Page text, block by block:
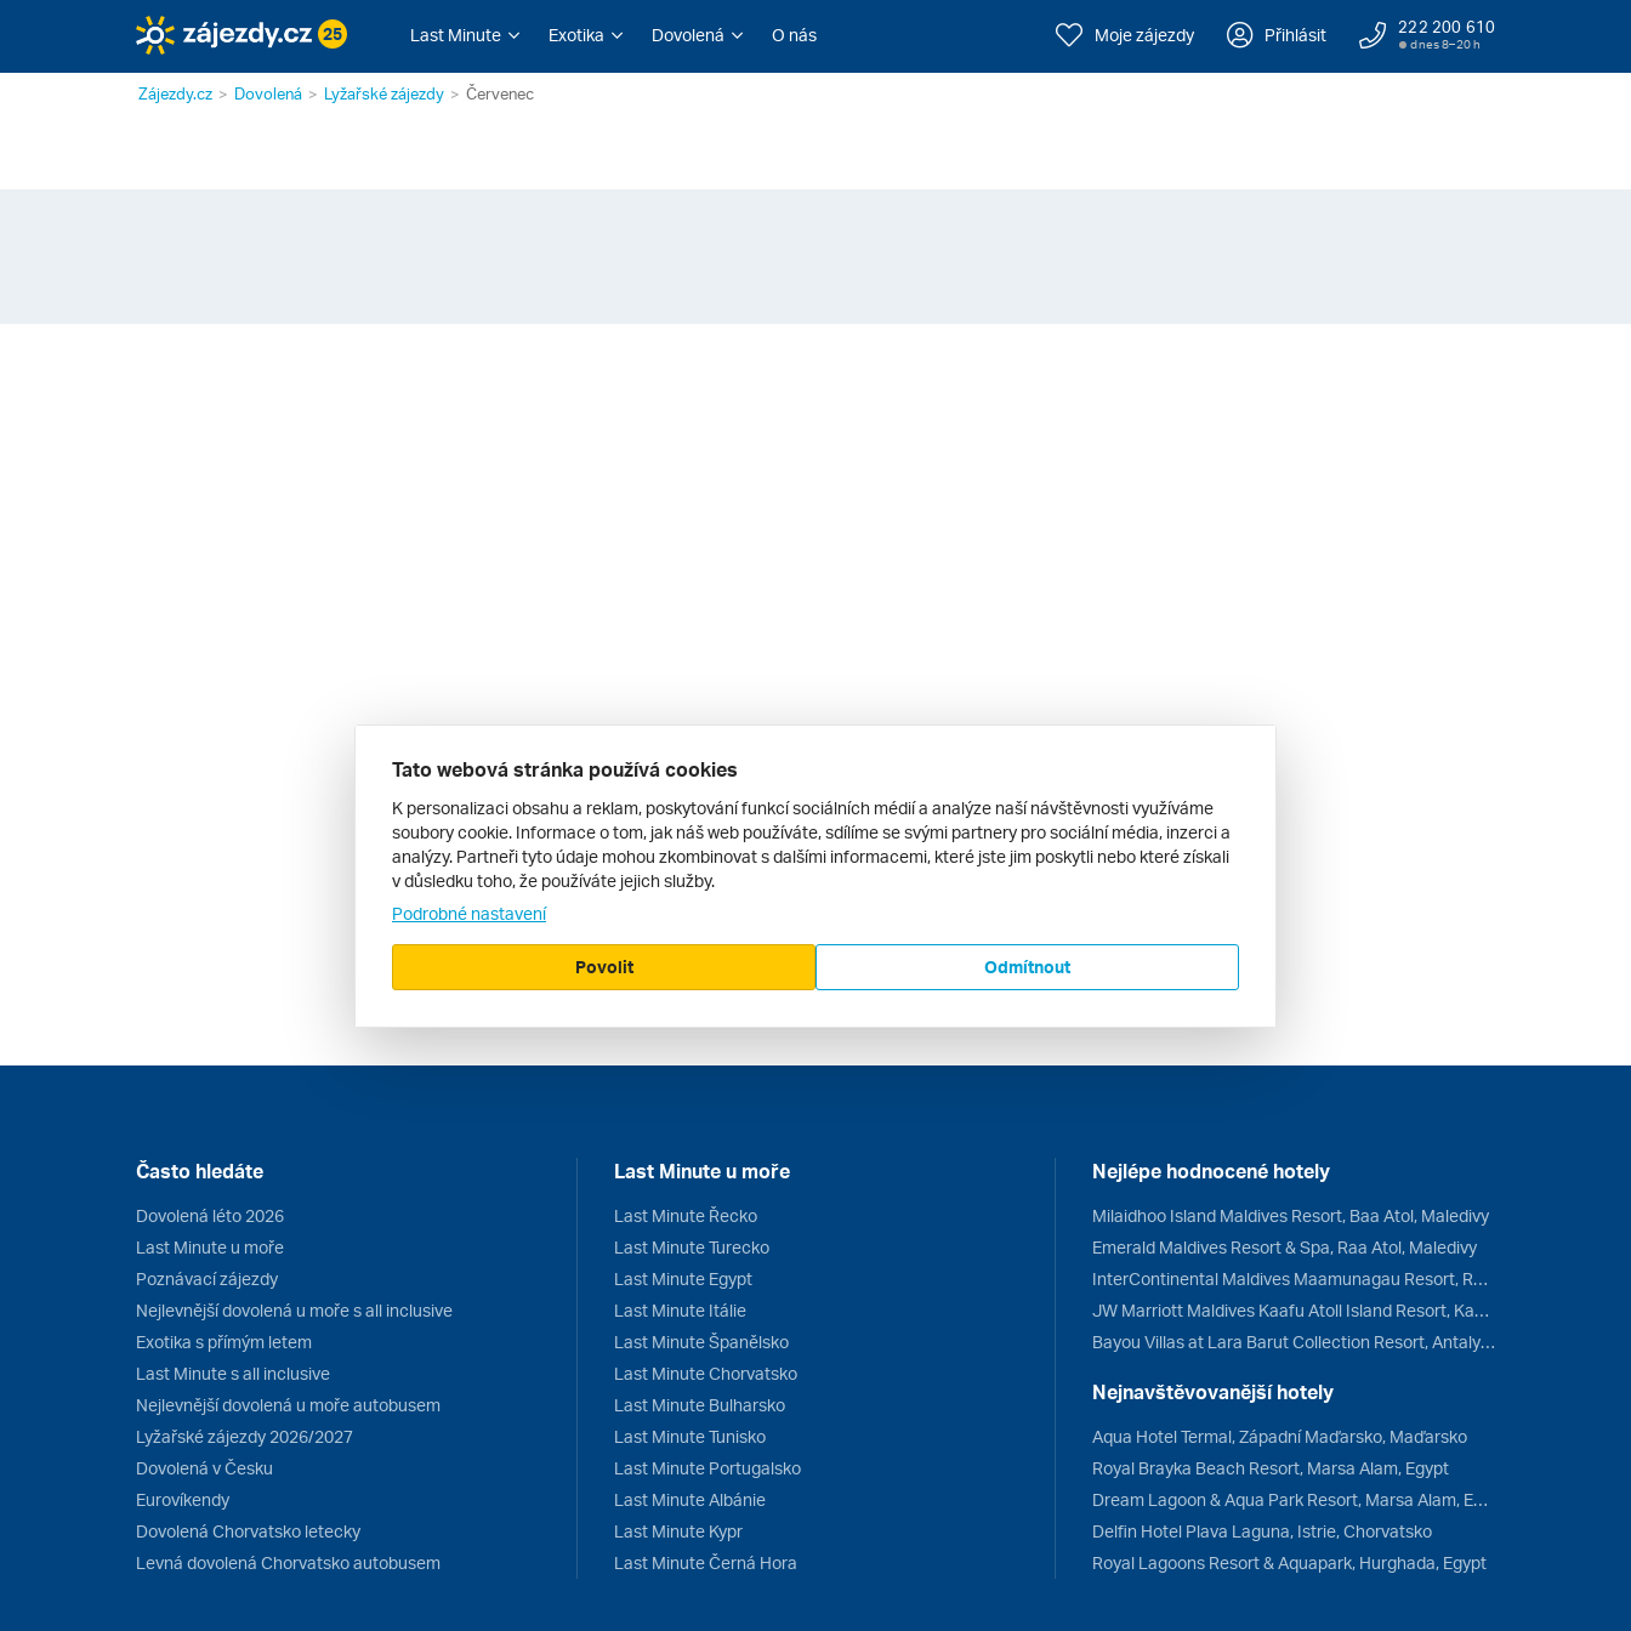
25 Last Minute Exotika Dovolená O nás Moje zájezdy Přihlásit 222 200 610
dnes 8–20 h
Zájezdy.cz Dovolená Lyžařské zájezdy Červenec
Často hledáte
Dovolená léto 2026
Last Minute u moře
Poznávací zájezdy
Nejlevnější dovolená u moře s all inclusive
Exotika s přímým letem
Last Minute s all inclusive
Nejlevnější dovolená u moře autobusem
Lyžařské zájezdy 2026/2027
Dovolená v Česku
Eurovíkendy
Dovolená Chorvatsko letecky
Levná dovolená Chorvatsko autobusem
Last Minute u moře
Last Minute Řecko
Last Minute Turecko
Last Minute Egypt
Last Minute Itálie
Last Minute Španělsko
Last Minute Chorvatsko
Last Minute Bulharsko
Last Minute Tunisko
Last Minute Portugalsko
Last Minute Albánie
Last Minute Kypr
Last Minute Černá Hora
Nejlépe hodnocené hotely
Milaidhoo Island Maldives Resort, Baa Atol, Maledivy
Emerald Maldives Resort & Spa, Raa Atol, Maledivy
InterContinental Maldives Maamunagau Resort, Raa Atol, Maledivy
JW Marriott Maldives Kaafu Atoll Island Resort, Kaafu Atol, Maledivy
Bayou Villas at Lara Barut Collection Resort, Antalya, Turecko
Nejnavštěvovanější hotely
Aqua Hotel Termal, Západní Maďarsko, Maďarsko
Royal Brayka Beach Resort, Marsa Alam, Egypt
Dream Lagoon & Aqua Park Resort, Marsa Alam, Egypt
Delfin Hotel Plava Laguna, Istrie, Chorvatsko
Royal Lagoons Resort & Aquapark, Hurghada, Egypt
Tato webová stránka používá cookies
K personalizaci obsahu a reklam, poskytování funkcí sociálních médií a analýze naší návštěvnosti využíváme
soubory cookie. Informace o tom, jak náš web používáte, sdílíme se svými partnery pro sociální média, inzerci a
analýzy. Partneři tyto údaje mohou zkombinovat s dalšími informacemi, které jste jim poskytli nebo které získali
v důsledku toho, že používáte jejich služby.
Podrobné nastavení
Odmítnout
Povolit